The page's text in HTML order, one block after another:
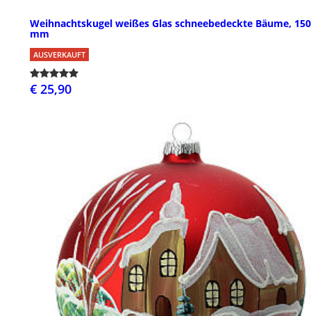
Weihnachtskugel weißes Glas schneebedeckte Bäume, 150
mm
AUSVERKAUFT
€ 25,90